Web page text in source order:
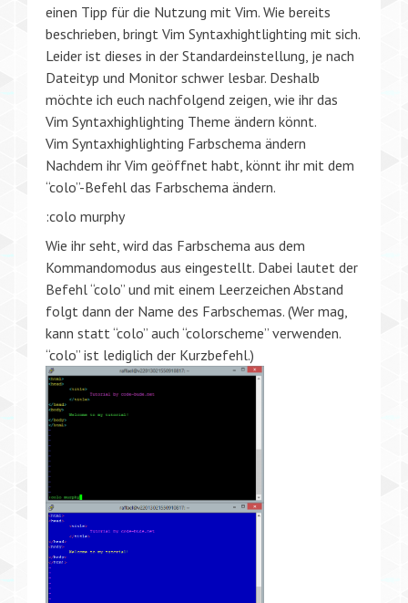
einen Tipp für die Nutzung mit Vim. Wie bereits
beschrieben, bringt Vim Syntaxhightlighting mit sich.
Leider ist dieses in der Standardeinstellung, je nach
Dateityp und Monitor schwer lesbar. Deshalb
möchte ich euch nachfolgend zeigen, wie ihr das
Vim Syntaxhighlighting Theme ändern könnt.
Vim Syntaxhighlighting Farbschema ändern
Nachdem ihr Vim geöffnet habt, könnt ihr mit dem
“colo”-Befehl das Farbschema ändern.
:colo murphy
Wie ihr seht, wird das Farbschema aus dem
Kommandomodus aus eingestellt. Dabei lautet der
Befehl “colo” und mit einem Leerzeichen Abstand
folgt dann der Name des Farbschemas. (Wer mag,
kann statt “colo” auch “colorscheme” verwenden.
“colo” ist lediglich der Kurzbefehl.)